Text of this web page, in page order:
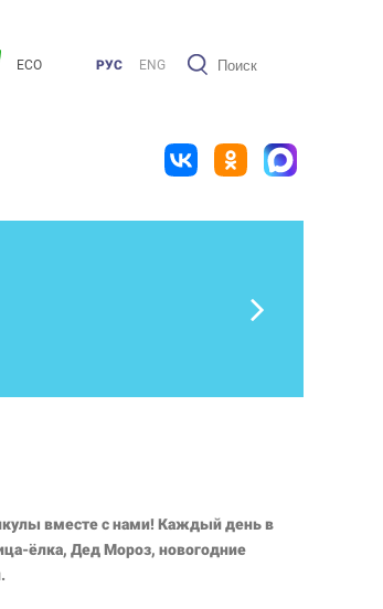
ECO РУС ENG
вместе с нами! Каждый день в
ёлка, Дед Мороз, новогодние